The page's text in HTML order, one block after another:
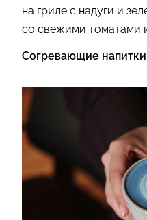
на гриле с надуги и
со свежими томатами
Согревающие напитки